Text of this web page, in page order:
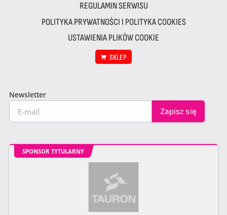
REGULAMIN SERWISU
POLITYKA PRYWATNOŚCI I POLITYKA COOKIES
USTAWIENIA PLIKÓW COOKIE
SKLEP
Newsletter
SPONSOR TYTULARNY